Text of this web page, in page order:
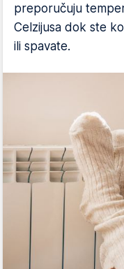
preporučuju
Celzijusa dok ste
ili spavate.